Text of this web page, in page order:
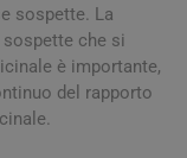
sospette. La
sospette che si
è importante,
del rapporto